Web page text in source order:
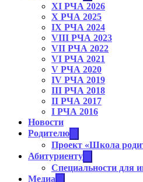
XI РЧА 2026
X РЧА 2025
IX РЧА 2024
VIII РЧА 2023
VII РЧА 2022
VI РЧА 2021
V РЧА 2020
IV РЧА 2019
III РЧА 2018
II РЧА 2017
I РЧА 2016
Новости
Родителю
Проект «Школа
Абитуриенту
Cпециальности для
Медиа